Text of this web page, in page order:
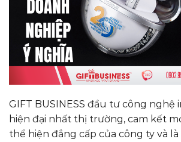
GIFT BUSINESS đầu tư công nghệ
hiện đại nhất thị trường, cam kết
thể hiện đẳng cấp của công ty và